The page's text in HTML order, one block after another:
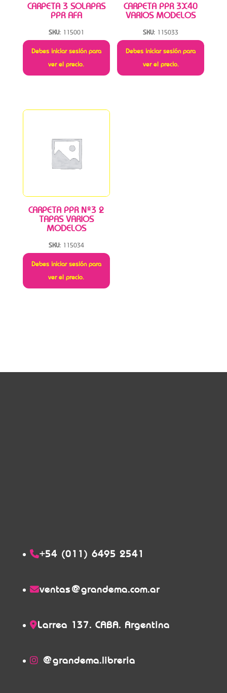
CARPETA 3 SOLAPAS
PPR AFA
SKU: 115001
Debes iniciar sesión para
ver el precio.
CARPETA PPR 3X40
VARIOS MODELOS
SKU: 115033
Debes iniciar sesión para
ver el precio.
CARPETA PPR Nº3 2
TAPAS VARIOS
MODELOS
SKU: 115034
Debes iniciar sesión para
ver el precio.
+54 (011) 6495 2541
ventas@grandema.com.ar
Larrea 137. CABA. Argentina
@grandema.libreria